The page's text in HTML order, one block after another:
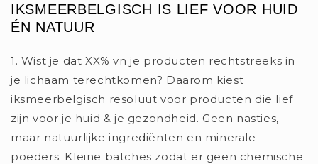
IKSMEERBELGISCH IS LIEF VOOR HUID
ÉN NATUUR
1. Wist je dat XX% vn je producten rechtstreeks in
je lichaam terechtkomen? Daarom kiest
iksmeerbelgisch resoluut voor producten die lief
zijn voor je huid & je gezondheid. Geen nasties,
maar natuurlijke ingrediënten en minerale
poeders. Kleine batches zodat er geen chemische